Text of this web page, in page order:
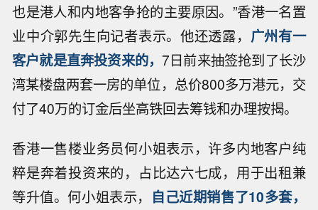
也是港人和内地客争抢的主要原因。”香港一名置
业中介郭先生向记者表示。他还透露， 广州有一
客户就是直奔投资来的，7日前来抽签抢到了长沙
湾某楼盘两套一房的单位，总价800多万港元，交
付了40万的订金后坐高铁回去筹钱和办理按揭。
香港一售楼业务员何小姐表示，许多内地客户纯
粹是奔着投资来的，占比达六七成，用于出租兼
等升值。何小姐表示， 自己近期销售了10多套，